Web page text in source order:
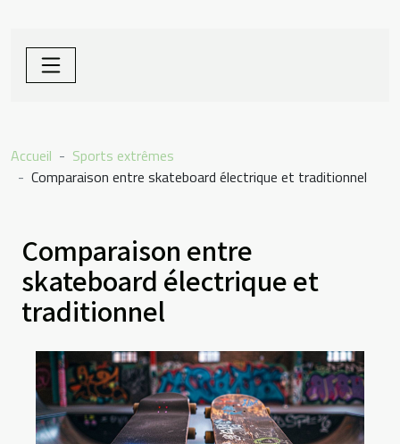
Accueil
Sports extrêmes
Comparaison entre skateboard électrique et traditionnel
Comparaison entre
skateboard électrique et
traditionnel